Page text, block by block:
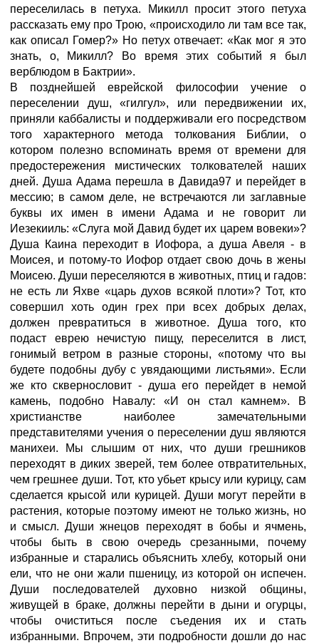
переселилась в петуха. Микилл просит этого петуха
рассказать ему про Трою, «происходило ли там все так,
как описал Гомер?» Но петух отвечает: «Как мог я это
знать, о, Микилл? Во время этих событий я был
верблюдом в Бактрии».
В позднейшей еврейской философии учение о
переселении душ, «гилгул», или передвижении их,
приняли каббалисты и поддерживали его посредством
того характерного метода толкования Библии, о
котором полезно вспоминать время от времени для
предостережения мистических толкователей наших
дней. Душа Адама перешла в Давида97 и перейдет в
мессию; в самом деле, не встречаются ли заглавные
буквы их имен в имени Адама и не говорит ли
Иезекииль: «Слуга мой Давид будет их царем вовеки»?
Душа Каина переходит в Иофора, а душа Авеля - в
Моисея, и потому-то Иофор отдает свою дочь в жены
Моисею. Души переселяются в животных, птиц и гадов:
не есть ли Яхве «царь духов всякой плоти»? Тот, кто
совершил хоть один грех при всех добрых делах,
должен превратиться в животное. Душа того, кто
подаст еврею нечистую пищу, переселится в лист,
гонимый ветром в разные стороны, «потому что вы
будете подобны дубу с увядающими листьями». Если
же кто сквернословит - душа его перейдет в немой
камень, подобно Навалу: «И он стал камнем». В
христианстве наиболее замечательными
представителями учения о переселении душ являются
манихеи. Мы слышим от них, что души грешников
переходят в диких зверей, тем более отвратительных,
чем грешнее души. Тот, кто убьет крысу или курицу, сам
сделается крысой или курицей. Души могут перейти в
растения, которые поэтому имеют не только жизнь, но
и смысл. Души жнецов переходят в бобы и ячмень,
чтобы быть в свою очередь срезанными, почему
избранные и старались объяснить хлебу, который они
ели, что не они жали пшеницу, из которой он испечен.
Души последователей духовно низкой общины,
живущей в браке, должны перейти в дыни и огурцы,
чтобы очиститься после съедения их и стать
избранными. Впрочем, эти подробности дошли до нас